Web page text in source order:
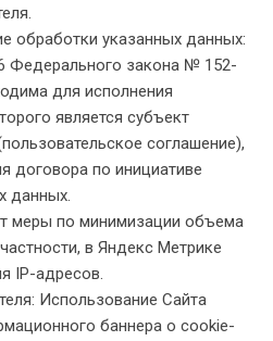
обработки указанных данных:
Федерального закона № 152-
для исполнения
является субъект
соглашение),
договора по инициативе
данных.
меры по минимизации объема
в Яндекс Метрике
IP-адресов.
Использование Сайта
баннера о cookie-